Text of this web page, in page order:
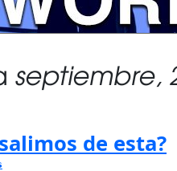
septiembre,
de esta?